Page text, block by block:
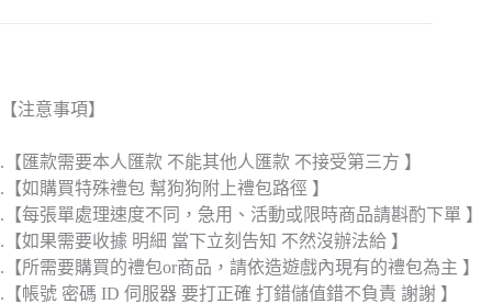
【注意事項】
.【匯款需要本人匯款 不能其他人匯款 不接受第三方 】
.【如購買特殊禮包 幫狗狗附上禮包路徑 】
.【每張單處理速度不同，急用、活動或限時商品請斟酌下單 】
.【如果需要收據 明細 當下立刻告知 不然沒辦法給 】
.【所需要購買的禮包or商品，請依造遊戲內現有的禮包為主 】
.【帳號 密碼 ID 伺服器 要打正確 打錯儲值錯不負責 謝謝 】